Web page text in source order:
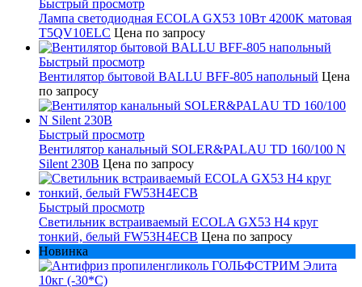
Быстрый просмотр
Лампа светодиодная ECOLA GX53 10Вт 4200K матовая
T5QV10ELC Цена по запросу
Быстрый просмотр
Вентилятор бытовой BALLU BFF-805 напольный Цена
по запросу
Быстрый просмотр
Вентилятор канальный SOLER&PALAU TD 160/100 N
Silent 230В Цена по запросу
Быстрый просмотр
Светильник встраиваемый ECOLA GX53 H4 круг
тонкий, белый FW53H4ECB Цена по запросу
Новинка